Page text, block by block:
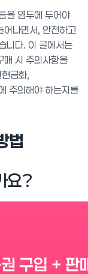
을 염두에 두어야
어나면서, 안전하고
니다. 이 글에서는
매 시 주의사항을
금화,
주의해야 하는지를
법
요?